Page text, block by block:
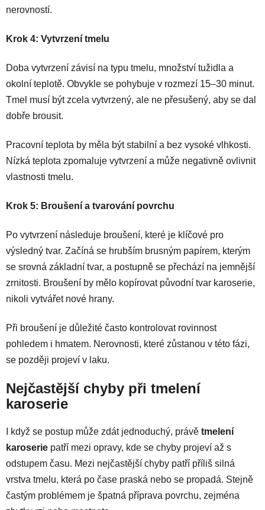
nerovností.
Krok 4: Vytvrzení tmelu
Doba vytvrzení závisí na typu tmelu, množství tužidla a
okolní teplotě. Obvykle se pohybuje v rozmezí 15–30 minut.
Tmel musí být zcela vytvrzený, ale ne přesušený, aby se dal
dobře brousit.
Pracovní teplota by měla být stabilní a bez vysoké vlhkosti.
Nízká teplota zpomaluje vytvrzení a může negativně ovlivnit
vlastnosti tmelu.
Krok 5: Broušení a tvarování povrchu
Po vytvrzení následuje broušení, které je klíčové pro
výsledný tvar. Začíná se hrubším brusným papírem, kterým
se srovná základní tvar, a postupně se přechází na jemnější
zrnitosti. Broušení by mělo kopírovat původní tvar karoserie,
nikoli vytvářet nové hrany.
Při broušení je důležité často kontrolovat rovinnost
pohledem i hmatem. Nerovnosti, které zůstanou v této fázi,
se později projeví v laku.
Nejčastější chyby při tmelení
karoserie
I když se postup může zdát jednoduchý, právě tmelení
karoserie patří mezi opravy, kde se chyby projeví až s
odstupem času. Mezi nejčastější chyby patří příliš silná
vrstva tmelu, která po čase praská nebo se propadá. Stejně
častým problémem je špatná příprava povrchu, zejména